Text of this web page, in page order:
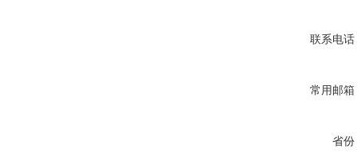
联系电话
常用邮箱
省份